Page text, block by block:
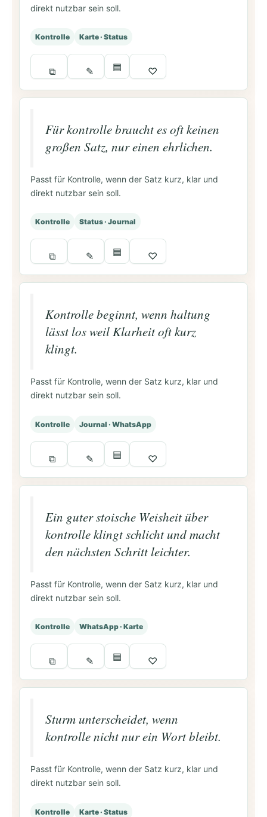
direkt nutzbar sein soll.
Kontrolle Karte · Status
⧉ ✎ ▤ ♡
Für kontrolle braucht es oft keinen
großen Satz, nur einen ehrlichen.
Passt für Kontrolle, wenn der Satz kurz, klar und
direkt nutzbar sein soll.
Kontrolle Status · Journal
⧉ ✎ ▤ ♡
Kontrolle beginnt, wenn haltung
lässt los weil Klarheit oft kurz
klingt.
Passt für Kontrolle, wenn der Satz kurz, klar und
direkt nutzbar sein soll.
Kontrolle Journal · WhatsApp
⧉ ✎ ▤ ♡
Ein guter stoische Weisheit über
kontrolle klingt schlicht und macht
den nächsten Schritt leichter.
Passt für Kontrolle, wenn der Satz kurz, klar und
direkt nutzbar sein soll.
Kontrolle WhatsApp · Karte
⧉ ✎ ▤ ♡
Sturm unterscheidet, wenn
kontrolle nicht nur ein Wort bleibt.
Passt für Kontrolle, wenn der Satz kurz, klar und
direkt nutzbar sein soll.
Kontrolle Karte · Status